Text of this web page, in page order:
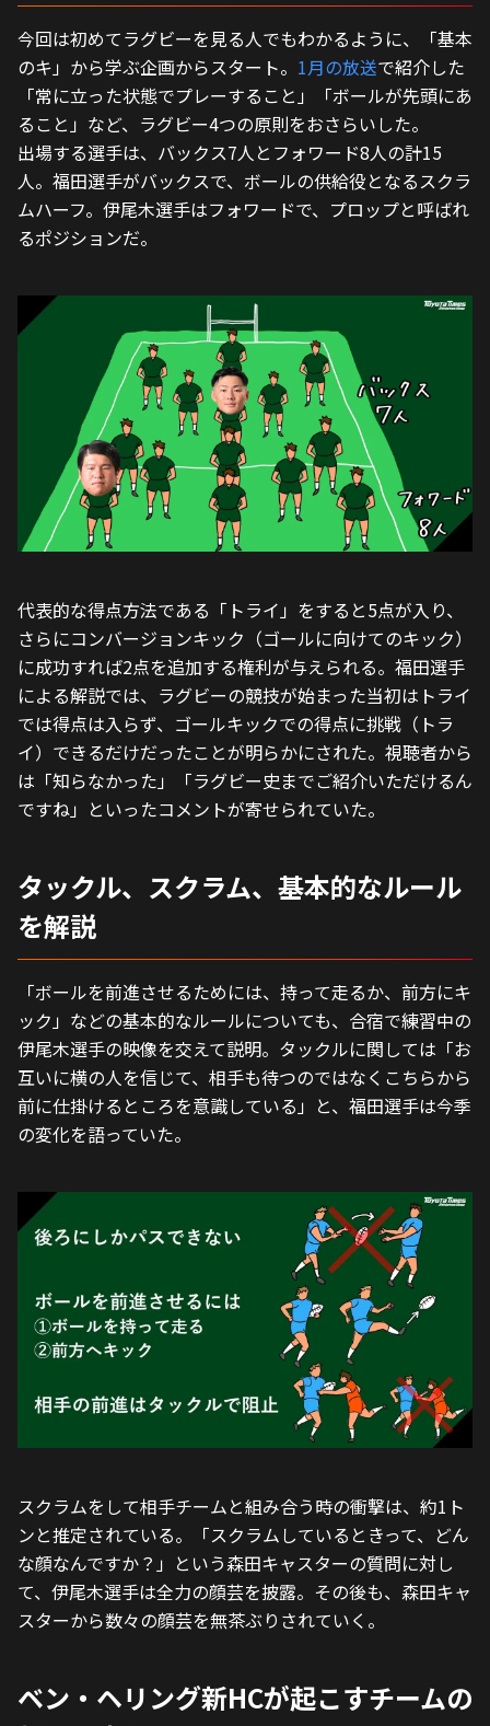
今回は初めてラグビーを見る人でもわかるように、「基本
のキ」から学ぶ企画からスタート。 1月の放送で紹介した
「常に立った状態でプレーすること」「ボールが先頭にあ
ること」など、ラグビー4つの原則をおさらいした。
出場する選手は、バックス7人とフォワード8人の計15
人。福田選手がバックスで、ボールの供給役となるスクラ
ムハーフ。伊尾木選手はフォワードで、プロップと呼ばれ
るポジションだ。
代表的な得点方法である「トライ」をすると5点が入り、
さらにコンバージョンキック（ゴールに向けてのキック）
に成功すれば2点を追加する権利が与えられる。福田選手
による解説では、ラグビーの競技が始まった当初はトライ
では得点は入らず、ゴールキックでの得点に挑戦（トラ
イ）できるだけだったことが明らかにされた。視聴者から
は「知らなかった」「ラグビー史までご紹介いただけるん
ですね」といったコメントが寄せられていた。
タックル、スクラム、基本的なルール
を解説
「ボールを前進させるためには、持って走るか、前方にキ
ック」などの基本的なルールについても、合宿で練習中の
伊尾木選手の映像を交えて説明。タックルに関しては「お
互いに横の人を信じて、相手も待つのではなくこちらから
前に仕掛けるところを意識している」と、福田選手は今季
の変化を語っていた。
スクラムをして相手チームと組み合う時の衝撃は、約1ト
ンと推定されている。「スクラムしているときって、どん
な顔なんですか？」という森田キャスターの質問に対し
て、伊尾木選手は全力の顔芸を披露。その後も、森田キャ
スターから数々の顔芸を無茶ぶりされていく。
ベン・ヘリング新HCが起こすチームの